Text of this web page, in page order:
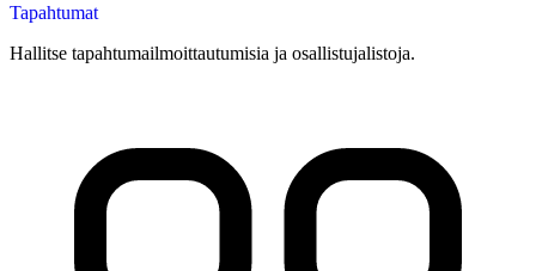
Tapahtumat
Hallitse tapahtumailmoittautumisia ja osallistujalistoja.